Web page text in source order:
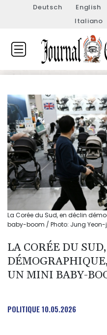
Deutsch English
Italiano
La Corée du Sud, en déclin
baby-boom / Photo: Jung Yeon-
LA CORÉE DU
UN MINI BABY-
POLITIQUE10.05.2026